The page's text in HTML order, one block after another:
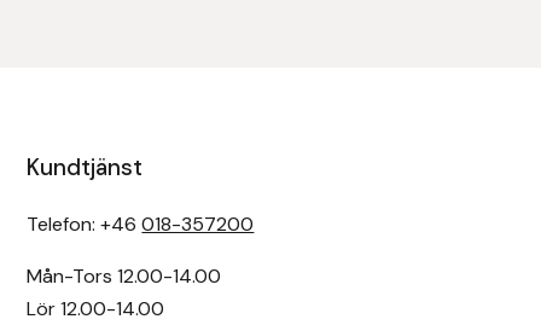
Kundtjänst
Telefon: +46018-357200
Mån-Tors 12.00-14.00
Lör 12.00-14.00